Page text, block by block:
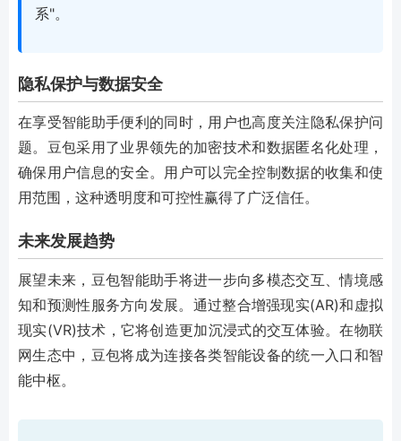
系"。
隐私保护与数据安全
在享受智能助手便利的同时，用户也高度关注隐私保护问
题。豆包采用了业界领先的加密技术和数据匿名化处理，
确保用户信息的安全。用户可以完全控制数据的收集和使
用范围，这种透明度和可控性赢得了广泛信任。
未来发展趋势
展望未来，豆包智能助手将进一步向多模态交互、情境感
知和预测性服务方向发展。通过整合增强现实(AR)和虚拟
现实(VR)技术，它将创造更加沉浸式的交互体验。在物联
网生态中，豆包将成为连接各类智能设备的统一入口和智
能中枢。